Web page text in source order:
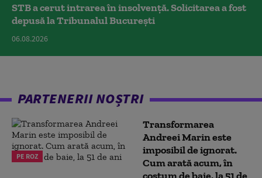
STB a cerut intrarea în insolvență. Solicitarea a fost
depusă la Tribunalul București
06.08.2026
PARTENERII NOȘTRI
PE ROZ
Transformarea
Andreei Marin este
imposibil de ignorat.
Cum arată acum, în
costum de baie, la 51 de